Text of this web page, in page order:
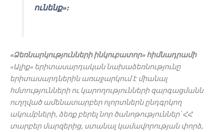
ունենք»։
«Ձեռնարկությունների ինկուբատոր» հիմնադրամի
«Ալիք» երիտասարդական նախաձեռնությունը
երիտասարդներին առաջարկում է միանալ
հմտությունների ու կարողությունների զարգացմանն
ուղղված ամենատարբեր ոլորտներն ընդգրկող
ակումբների, ձեռք բերել նոր ծանոթություններ՝ ՀՀ
տարբեր մարզերից, ստանալ կամավորության փորձ,